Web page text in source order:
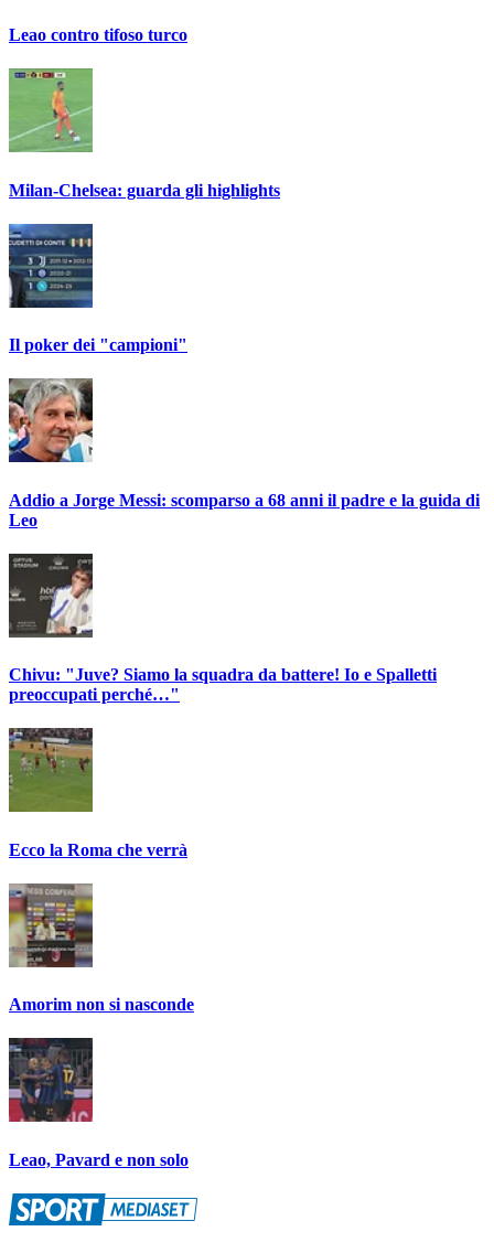
Leao contro tifoso turco
Milan-Chelsea: guarda gli highlights
Il poker dei "campioni"
Addio a Jorge Messi: scomparso a 68 anni il padre e la guida di
Leo
Chivu: "Juve? Siamo la squadra da battere! Io e Spalletti
preoccupati perché…"
Ecco la Roma che verrà
Amorim non si nasconde
Leao, Pavard e non solo